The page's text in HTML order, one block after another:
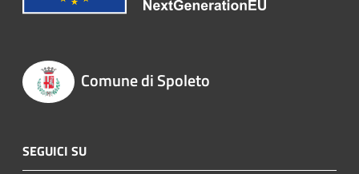
Comune di Spoleto
SEGUICI SU